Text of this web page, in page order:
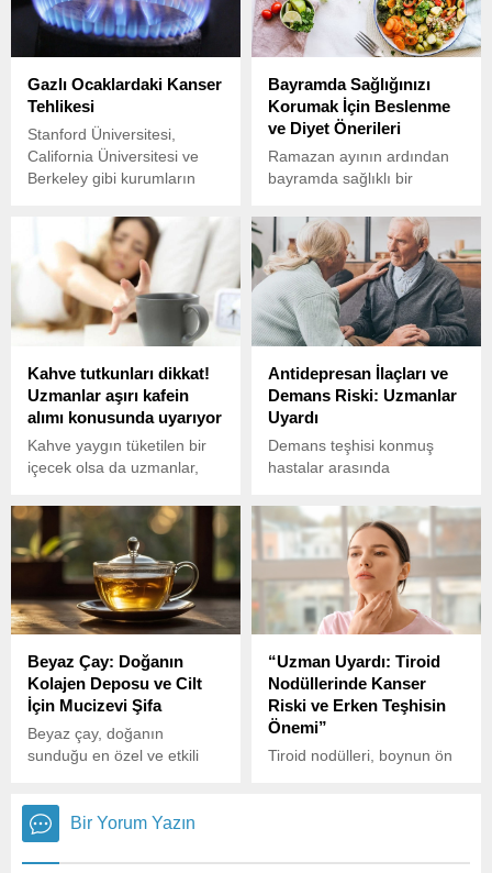
Gazlı Ocaklardaki Kanser
Tehlikesi
Stanford Üniversitesi,
California Üniversitesi ve
Berkeley gibi kurumların
çalışan ocakların (doğal
gaz, LPG vb.) benzen gazı
yayarak insan sağlığını ciddi
şekilde tehdit ettiğini ortaya
koydu.
Bayramda Sağlığınızı
Korumak İçin Beslenme
ve Diyet Önerileri
Ramazan ayının ardından
bayramda sağlıklı bir
geçmek, hem sindirim
sistemi hem de genel
sağlığınız için önemlidir.
Kahve tutkunları dikkat!
Uzmanlar aşırı kafein
alımı konusunda uyarıyor
Kahve yaygın tüketilen bir
içecek olsa da uzmanlar,
uyarılarda bulunuyor.
Özellikle hamile ve
çocuklarda kafein
tüketimine dikkat çeken
uzmanlar, sonucun ölümcül
olabileceğini belirtiyor.
Antidepresan İlaçları ve
Demans Riski: Uzmanlar
Uyardı
Demans teşhisi konmuş
hastalar arasında
huzursuzluk sıkça görülen
belirtilerdir.
Beyaz Çay: Doğanın
Kolajen Deposu ve Cilt
İçin Mucizevi Şifa
Beyaz çay, doğanın
sunduğu en özel ve etkili
aromasıyla tanınan beyaz
çay, geleneksel olarak
Çin’de üretilen ve adını
“Uzman Uyardı: Tiroid
Nodüllerinde Kanser
Riski ve Erken Teşhisin
Önemi”
Tiroid nodülleri, boynun ön
Bir Yorum Yazın